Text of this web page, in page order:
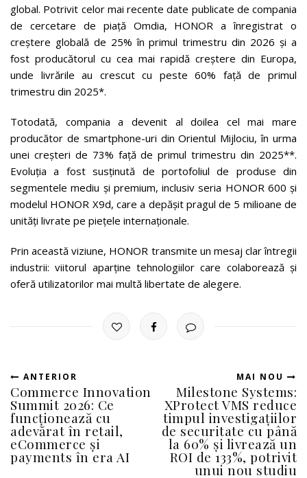
global. Potrivit celor mai recente date publicate de compania
de cercetare de piață Omdia, HONOR a înregistrat o
creștere globală de 25% în primul trimestru din 2026 și a
fost producătorul cu cea mai rapidă creștere din Europa,
unde livrările au crescut cu peste 60% față de primul
trimestru din 2025*.
Totodată, compania a devenit al doilea cel mai mare
producător de smartphone-uri din Orientul Mijlociu, în urma
unei creșteri de 73% față de primul trimestru din 2025**.
Evoluția a fost susținută de portofoliul de produse din
segmentele mediu și premium, inclusiv seria HONOR 600 și
modelul HONOR X9d, care a depășit pragul de 5 milioane de
unități livrate pe piețele internaționale.
Prin această viziune, HONOR transmite un mesaj clar întregii
industrii: viitorul aparține tehnologiilor care colaborează și
oferă utilizatorilor mai multă libertate de alegere.
ANTERIOR
Commerce Innovation
Summit 2026: Ce
funcționează cu
adevărat în retail,
eCommerce și
payments în era AI
MAI NOU
Milestone Systems:
XProtect VMS reduce
timpul investigațiilor
de securitate cu până
la 60% și livrează un
ROI de 133%, potrivit
unui nou studiu